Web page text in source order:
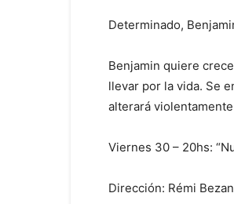
Determinado,
Benjamin quiere
llevar por la vida. Se
alterará
Viernes 30 – 20hs:
Dirección: Rémi